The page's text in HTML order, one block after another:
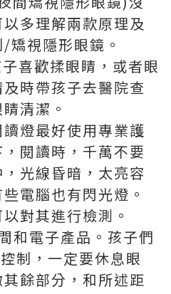
多理解兩款原理及
/矯視隱形眼鏡 。
喜歡揉眼睛，或者眼
時帶孩子去醫院查
清潔。
燈最好使用專業護
閱讀時，千萬不要
光線昏暗，太亮容
電腦也有閃光燈。
對其進行檢測。
和電子產品。孩子們
制，一定要休息眼
餘部分，和所述距